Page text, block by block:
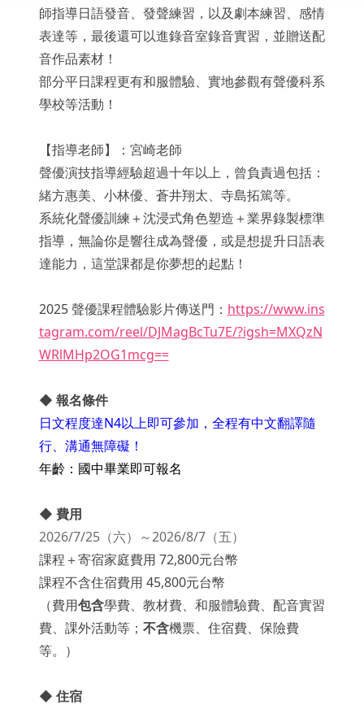
師指導日語發音、發聲練習，以及劇本練習、感情
表達等，最後還可以進錄音室錄音實習，並贈送配
音作品素材！
部分平日課程更有和服體驗、實地參觀有聲優科系
學校等活動！
【指導老師】：宮崎老師
聲優演技指導經驗超過十年以上，曾負責過包括：
緒方惠美、小林優、蒼井翔太、寺島拓篤等。
系統化聲優訓練＋沈浸式角色塑造＋業界錄製標準
指導，無論你是響往成為聲優，或是想提升日語表
達能力，這堂課都是你夢想的起點！
2025 聲優課程體驗影片傳送門： https://www.ins
tagram.com/reel/DJMagBcTu7E/?igsh=MXQzN
WRlMHp2OG1mcg==
◆ 報名條件
日文程度達N4以上即可參加，全程有中文翻譯隨
行、溝通無障礙！
年齡：國中畢業即可報名
◆ 費用
2026/7/25（六）～2026/8/7（五）
課程＋寄宿家庭費用 72,800元台幣
課程不含住宿費用 45,800元台幣
（費用包含學費、教材費、和服體驗費、配音實習
費、課外活動等； 不含機票、住宿費、保險費
等。）
◆ 住宿